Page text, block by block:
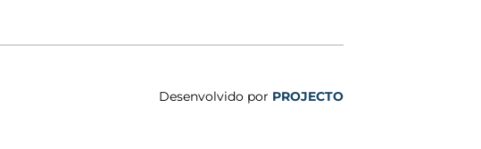
Desenvolvido por PROJECTO